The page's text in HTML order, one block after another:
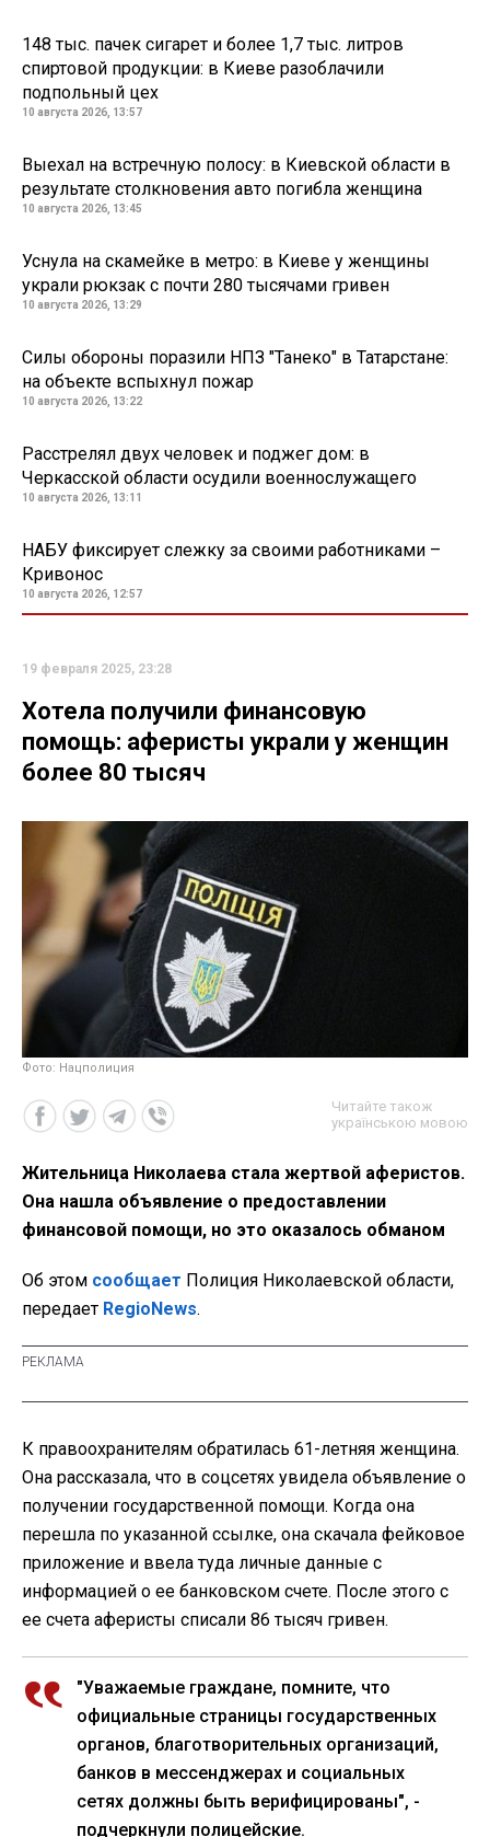
148 тыс. пачек сигарет и более 1,7 тыс. литров
спиртовой продукции: в Киеве разоблачили
подпольный цех
10 августа 2026, 13:57
Выехал на встречную полосу: в Киевской области в
результате столкновения авто погибла женщина
10 августа 2026, 13:45
Уснула на скамейке в метро: в Киеве у женщины
украли рюкзак с почти 280 тысячами гривен
10 августа 2026, 13:29
Силы обороны поразили НПЗ "Танеко" в Татарстане:
на объекте вспыхнул пожар
10 августа 2026, 13:22
Расстрелял двух человек и поджег дом: в
Черкасской области осудили военнослужащего
10 августа 2026, 13:11
НАБУ фиксирует слежку за своими работниками –
Кривонос
10 августа 2026, 12:57
19 февраля 2025, 23:28
Хотела получили финансовую
помощь: аферисты украли у женщин
более 80 тысяч
Фото: Нацполиция
Читайте також
українською мовою
Жительница Николаева стала жертвой аферистов.
Она нашла объявление о предоставлении
финансовой помощи, но это оказалось обманом
Об этом сообщает Полиция Николаевской области,
передает RegioNews.
К правоохранителям обратилась 61-летняя женщина.
Она рассказала, что в соцсетях увидела объявление о
получении государственной помощи. Когда она
перешла по указанной ссылке, она скачала фейковое
приложение и ввела туда личные данные с
информацией о ее банковском счете. После этого с
ее счета аферисты списали 86 тысяч гривен.
"Уважаемые граждане, помните, что
официальные страницы государственных
органов, благотворительных организаций,
банков в мессенджерах и социальных
сетях должны быть верифицированы", -
подчеркнули полицейские.